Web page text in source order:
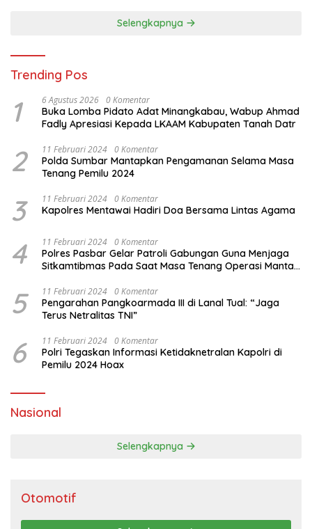
Selengkapnya
Trending Pos
1 6 Agustus 2026 0 Komentar
Buka Lomba Pidato Adat Minangkabau, Wabup Ahmad
Fadly Apresiasi Kepada LKAAM Kabupaten Tanah Datr
2 11 Februari 2024 0 Komentar
Polda Sumbar Mantapkan Pengamanan Selama Masa
Tenang Pemilu 2024
3 11 Februari 2024 0 Komentar
Kapolres Mentawai Hadiri Doa Bersama Lintas Agama
4 11 Februari 2024 0 Komentar
Polres Pasbar Gelar Patroli Gabungan Guna Menjaga
Sitkamtibmas Pada Saat Masa Tenang Operasi Mantap
5 11 Februari 2024 0 Komentar
Pengarahan Pangkoarmada III di Lanal Tual: “Jaga
Terus Netralitas TNI”
6 11 Februari 2024 0 Komentar
Polri Tegaskan Informasi Ketidaknetralan Kapolri di
Pemilu 2024 Hoax
Nasional
Selengkapnya
Otomotif